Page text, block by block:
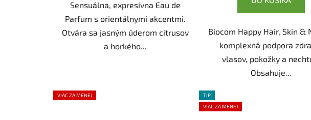
Sensuálna, expresívna Eau de
Parfum s orientálnymi akcentmi.
Otvára sa jasným úderom citrusov
a horkého...
Biocom Happy Hair, Skin &
komplexná podpora
vlasov, pokožky a
Obsahuje...
VIAC ZA MENEJ
TIP
VIAC ZA MENEJ